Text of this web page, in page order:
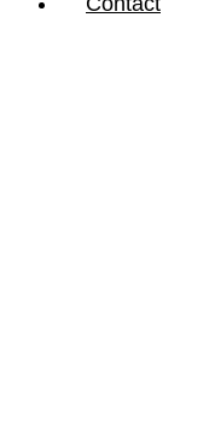
Par
sur
Les Gazelles du
Les images de